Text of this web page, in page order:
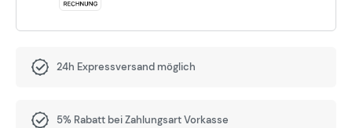
24h Expressversand möglich
5% Rabatt bei Zahlungsart Vorkasse